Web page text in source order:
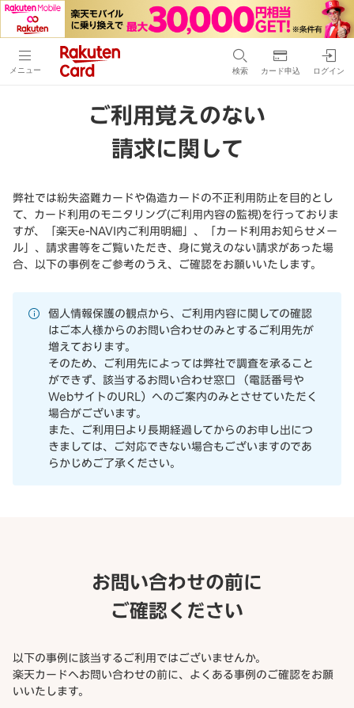
メニュー 検索 カード申込 ログイン
ご利用覚えのない
請求に関して
弊社では紛失盗難カードや偽造カードの不正利用防止を目的とし
て、カード利用のモニタリング(ご利用内容の監視)を行っておりま
すが、「楽天e-NAVI内ご利用明細」、「カード利用お知らせメー
ル」、請求書等をご覧いただき、身に覚えのない請求があった場
合、以下の事例をご参考のうえ、ご確認をお願いいたします。
個人情報保護の観点から、ご利用内容に関しての確認
はご本人様からのお問い合わせのみとするご利用先が
増えております。
そのため、ご利用先によっては弊社で調査を承ること
ができず、該当するお問い合わせ窓口 （電話番号や
WebサイトのURL）へのご案内のみとさせていただく
場合がございます。
また、ご利用日より長期経過してからのお申し出につ
きましては、ご対応できない場合もございますのであ
らかじめご了承ください。
お問い合わせの前に
ご確認ください
以下の事例に該当するご利用ではございませんか。
楽天カードへお問い合わせの前に、よくある事例のご確認をお願
いいたします。